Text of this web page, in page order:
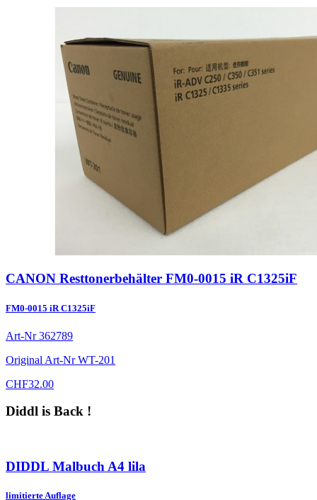
CANON Resttonerbehälter FM0-0015 iR C1325iF
FM0-0015 iR C1325iF
Art-Nr362789
Original Art-NrWT-201
CHF32.00
Diddl is Back !
DIDDL Malbuch A4 lila
limitierte Auflage